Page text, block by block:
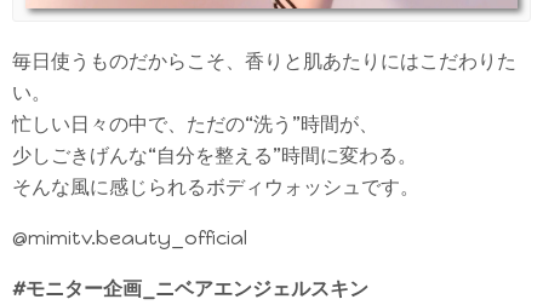
毎日使うものだからこそ、香りと肌あたりにはこだわりた
い。
忙しい日々の中で、ただの“洗う”時間が、
少しごきげんな“自分を整える”時間に変わる。
そんな風に感じられるボディウォッシュです。
@mimitv.beauty_official
#モニター企画_ニベアエンジェルスキン